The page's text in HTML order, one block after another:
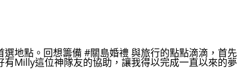
地點。回想籌備 #關島婚禮 與旅行的點點滴滴，首先
Milly這位神隊友的協助，讓我得以完成一直以來的夢